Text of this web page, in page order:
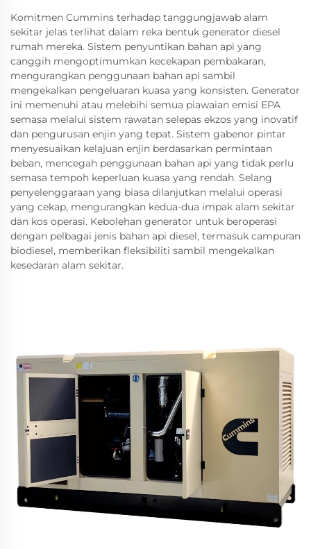
Komitmen Cummins terhadap tanggungjawab alam
sekitar jelas terlihat dalam reka bentuk generator diesel
rumah mereka. Sistem penyuntikan bahan api yang
canggih mengoptimumkan kecekapan pembakaran,
mengurangkan penggunaan bahan api sambil
mengekalkan pengeluaran kuasa yang konsisten. Generator
ini memenuhi atau melebihi semua piawaian emisi EPA
semasa melalui sistem rawatan selepas ekzos yang inovatif
dan pengurusan enjin yang tepat. Sistem gabenor pintar
menyesuaikan kelajuan enjin berdasarkan permintaan
beban, mencegah penggunaan bahan api yang tidak perlu
semasa tempoh keperluan kuasa yang rendah. Selang
penyelenggaraan yang biasa dilanjutkan melalui operasi
yang cekap, mengurangkan kedua-dua impak alam sekitar
dan kos operasi. Kebolehan generator untuk beroperasi
dengan pelbagai jenis bahan api diesel, termasuk campuran
biodiesel, memberikan fleksibiliti sambil mengekalkan
kesedaran alam sekitar.